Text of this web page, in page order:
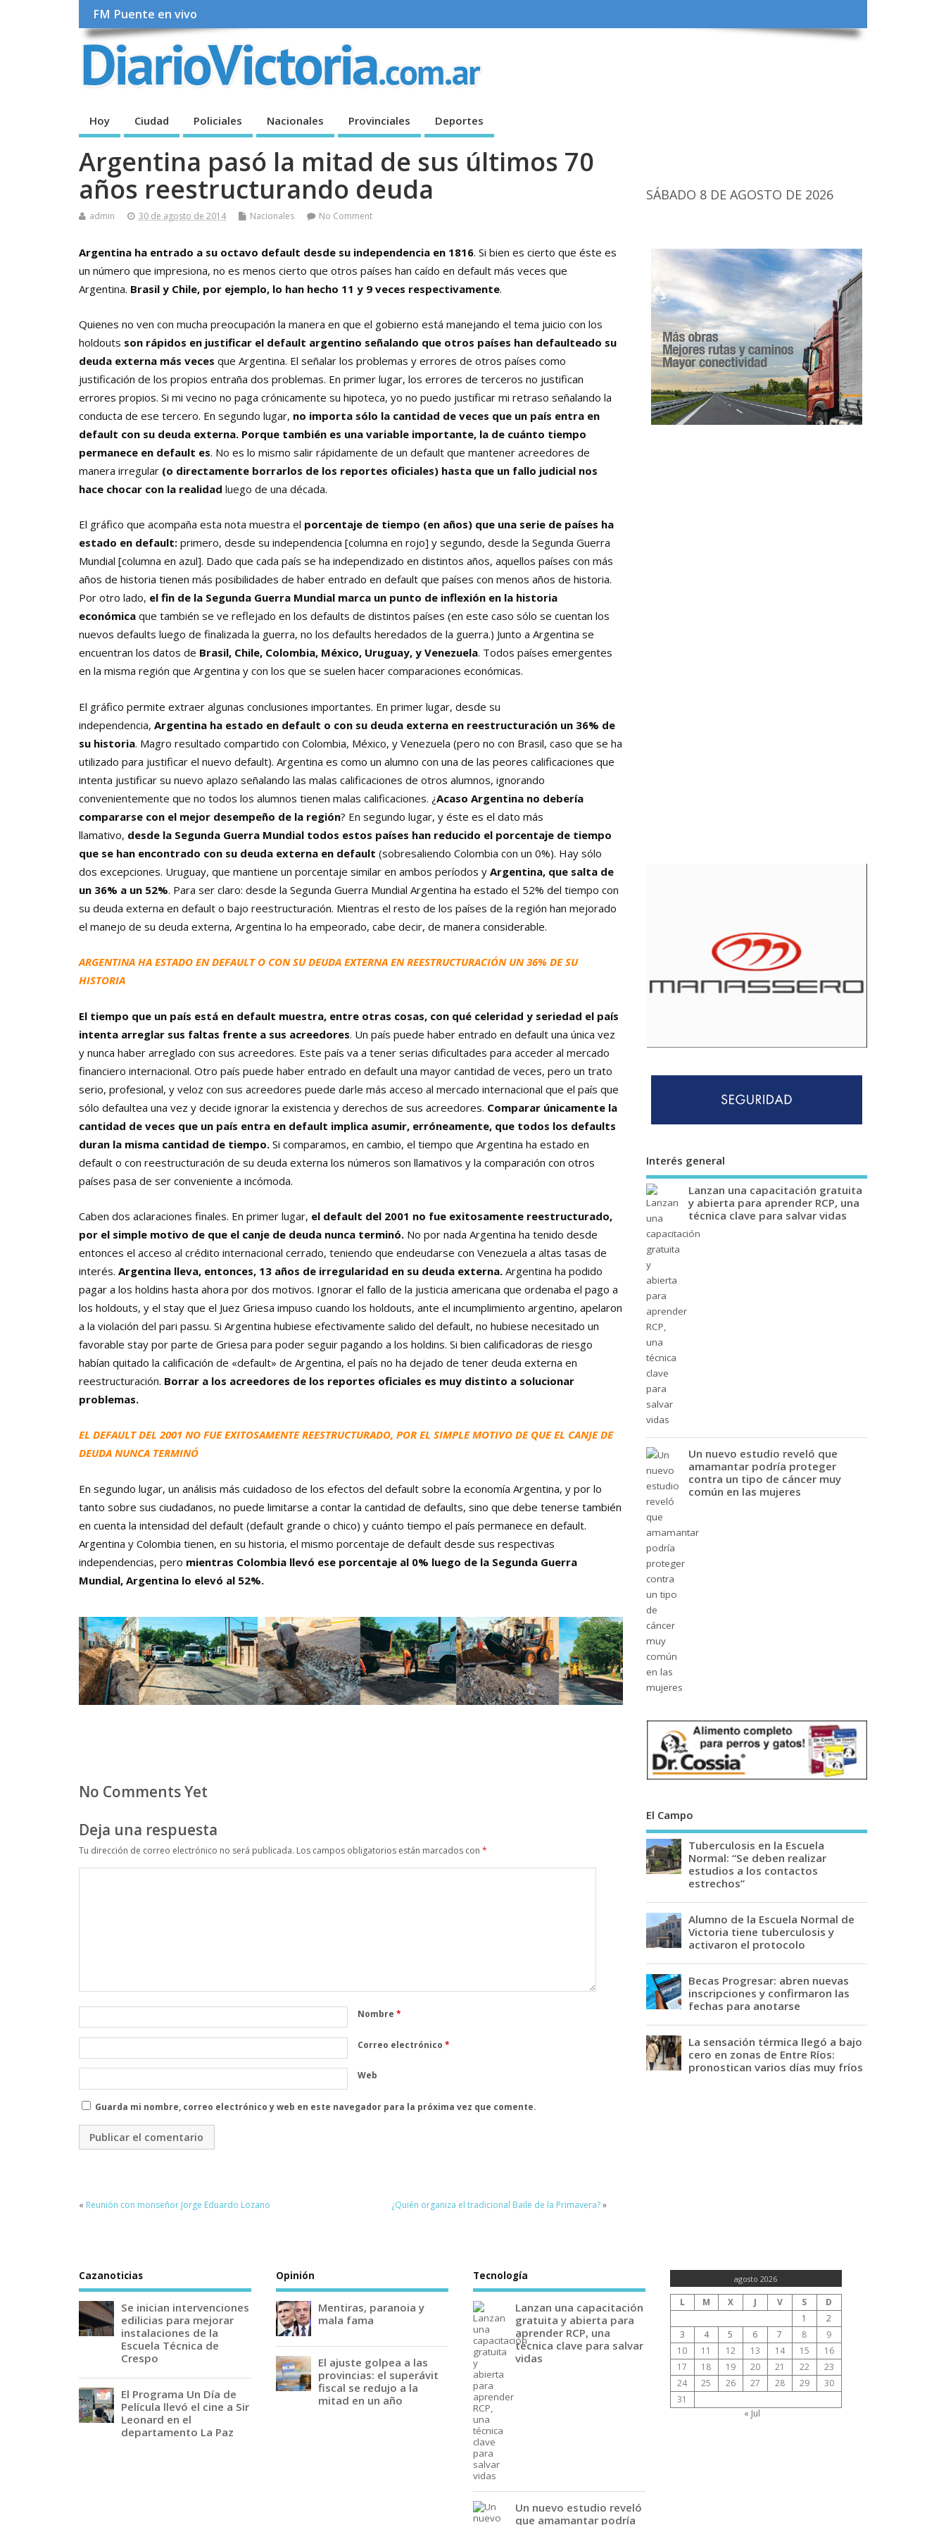
FM Puente en vivo
Hoy Ciudad Policiales Nacionales Provinciales Deportes
Argentina pasó la mitad de sus últimos 70
años reestructurando deuda
admin 30 de agosto de 2014 Nacionales No Comment
Argentina ha entrado a su octavo default desde su independencia en 1816. Si bien es cierto que éste es
un número que impresiona, no es menos cierto que otros países han caído en default más veces que
Argentina. Brasil y Chile, por ejemplo, lo han hecho 11 y 9 veces respectivamente.
Quienes no ven con mucha preocupación la manera en que el gobierno está manejando el tema juicio con los
holdouts son rápidos en justificar el default argentino señalando que otros países han defaulteado su
deuda externa más veces que Argentina. El señalar los problemas y errores de otros países como
justificación de los propios entraña dos problemas. En primer lugar, los errores de terceros no justifican
errores propios. Si mi vecino no paga crónicamente su hipoteca, yo no puedo justificar mi retraso señalando la
conducta de ese tercero. En segundo lugar, no importa sólo la cantidad de veces que un país entra en
default con su deuda externa. Porque también es una variable importante, la de cuánto tiempo
permanece en default es. No es lo mismo salir rápidamente de un default que mantener acreedores de
manera irregular (o directamente borrarlos de los reportes oficiales) hasta que un fallo judicial nos
hace chocar con la realidad luego de una década.
El gráfico que acompaña esta nota muestra el porcentaje de tiempo (en años) que una serie de países ha
estado en default: primero, desde su independencia [columna en rojo] y segundo, desde la Segunda Guerra
Mundial [columna en azul]. Dado que cada país se ha independizado en distintos años, aquellos países con más
años de historia tienen más posibilidades de haber entrado en default que países con menos años de historia.
Por otro lado, el fin de la Segunda Guerra Mundial marca un punto de inflexión en la historia
económica que también se ve reflejado en los defaults de distintos países (en este caso sólo se cuentan los
nuevos defaults luego de finalizada la guerra, no los defaults heredados de la guerra.) Junto a Argentina se
encuentran los datos de Brasil, Chile, Colombia, México, Uruguay, y Venezuela. Todos países emergentes
en la misma región que Argentina y con los que se suelen hacer comparaciones económicas.
El gráfico permite extraer algunas conclusiones importantes. En primer lugar, desde su
independencia, Argentina ha estado en default o con su deuda externa en reestructuración un 36% de
su historia. Magro resultado compartido con Colombia, México, y Venezuela (pero no con Brasil, caso que se ha
utilizado para justificar el nuevo default). Argentina es como un alumno con una de las peores calificaciones que
intenta justificar su nuevo aplazo señalando las malas calificaciones de otros alumnos, ignorando
convenientemente que no todos los alumnos tienen malas calificaciones. ¿Acaso Argentina no debería
compararse con el mejor desempeño de la región? En segundo lugar, y éste es el dato más
llamativo, desde la Segunda Guerra Mundial todos estos países han reducido el porcentaje de tiempo
que se han encontrado con su deuda externa en default (sobresaliendo Colombia con un 0%). Hay sólo
dos excepciones. Uruguay, que mantiene un porcentaje similar en ambos períodos y Argentina, que salta de
un 36% a un 52%. Para ser claro: desde la Segunda Guerra Mundial Argentina ha estado el 52% del tiempo con
su deuda externa en default o bajo reestructuración. Mientras el resto de los países de la región han mejorado
el manejo de su deuda externa, Argentina lo ha empeorado, cabe decir, de manera considerable.
ARGENTINA HA ESTADO EN DEFAULT O CON SU DEUDA EXTERNA EN REESTRUCTURACIÓN UN 36% DE SU
HISTORIA
El tiempo que un país está en default muestra, entre otras cosas, con qué celeridad y seriedad el país
intenta arreglar sus faltas frente a sus acreedores. Un país puede haber entrado en default una única vez
y nunca haber arreglado con sus acreedores. Este país va a tener serias dificultades para acceder al mercado
financiero internacional. Otro país puede haber entrado en default una mayor cantidad de veces, pero un trato
serio, profesional, y veloz con sus acreedores puede darle más acceso al mercado internacional que el país que
sólo defaultea una vez y decide ignorar la existencia y derechos de sus acreedores. Comparar únicamente la
cantidad de veces que un país entra en default implica asumir, erróneamente, que todos los defaults
duran la misma cantidad de tiempo. Si comparamos, en cambio, el tiempo que Argentina ha estado en
default o con reestructuración de su deuda externa los números son llamativos y la comparación con otros
países pasa de ser conveniente a incómoda.
Caben dos aclaraciones finales. En primer lugar, el default del 2001 no fue exitosamente reestructurado,
por el simple motivo de que el canje de deuda nunca terminó. No por nada Argentina ha tenido desde
entonces el acceso al crédito internacional cerrado, teniendo que endeudarse con Venezuela a altas tasas de
interés. Argentina lleva, entonces, 13 años de irregularidad en su deuda externa. Argentina ha podido
pagar a los holdins hasta ahora por dos motivos. Ignorar el fallo de la justicia americana que ordenaba el pago a
los holdouts, y el stay que el Juez Griesa impuso cuando los holdouts, ante el incumplimiento argentino, apelaron
a la violación del pari passu. Si Argentina hubiese efectivamente salido del default, no hubiese necesitado un
favorable stay por parte de Griesa para poder seguir pagando a los holdins. Si bien calificadoras de riesgo
habían quitado la calificación de «default» de Argentina, el país no ha dejado de tener deuda externa en
reestructuración. Borrar a los acreedores de los reportes oficiales es muy distinto a solucionar
problemas.
EL DEFAULT DEL 2001 NO FUE EXITOSAMENTE REESTRUCTURADO, POR EL SIMPLE MOTIVO DE QUE EL CANJE DE
DEUDA NUNCA TERMINÓ
En segundo lugar, un análisis más cuidadoso de los efectos del default sobre la economía Argentina, y por lo
tanto sobre sus ciudadanos, no puede limitarse a contar la cantidad de defaults, sino que debe tenerse también
en cuenta la intensidad del default (default grande o chico) y cuánto tiempo el país permanece en default.
Argentina y Colombia tienen, en su historia, el mismo porcentaje de default desde sus respectivas
independencias, pero mientras Colombia llevó ese porcentaje al 0% luego de la Segunda Guerra
Mundial, Argentina lo elevó al 52%.
No Comments Yet
Deja una respuesta
Tu dirección de correo electrónico no será publicada. Los campos obligatorios están marcados con *
Nombre *
Correo electrónico *
Web
Guarda mi nombre, correo electrónico y web en este navegador para la próxima vez que comente.
« Reunión con monseñor Jorge Eduardo Lozano ¿Quién organiza el tradicional Baile de la Primavera?»
SÁBADO 8 DE AGOSTO DE 2026
Interés general
Lanzan una capacitación gratuita
y abierta para aprender RCP, una
técnica clave para salvar vidas
Un nuevo estudio reveló que
amamantar podría proteger
contra un tipo de cáncer muy
común en las mujeres
El Campo
Tuberculosis en la Escuela
Normal: “Se deben realizar
estudios a los contactos
estrechos”
Alumno de la Escuela Normal de
Victoria tiene tuberculosis y
activaron el protocolo
Becas Progresar: abren nuevas
inscripciones y confirmaron las
fechas para anotarse
La sensación térmica llegó a bajo
cero en zonas de Entre Ríos:
pronostican varios días muy fríos
Cazanoticias
Se inician intervenciones
edilicias para mejorar
instalaciones de la
Escuela Técnica de
Crespo
El Programa Un Día de
Película llevó el cine a Sir
Leonard en el
departamento La Paz
Opinión
Mentiras, paranoia y
mala fama
El ajuste golpea a las
provincias: el superávit
fiscal se redujo a la
mitad en un año
Tecnología
Lanzan una capacitación
gratuita y abierta para
aprender RCP, una
técnica clave para salvar
vidas
Un nuevo estudio reveló
que amamantar podría
agosto 2026
L M X J V S
D
1
2
3
4 5 6 7 8
9
10
11 12 13 14 15
16
17
18 19 20 21 22
23
24
25 26 27 28 29
30
31
« Jul